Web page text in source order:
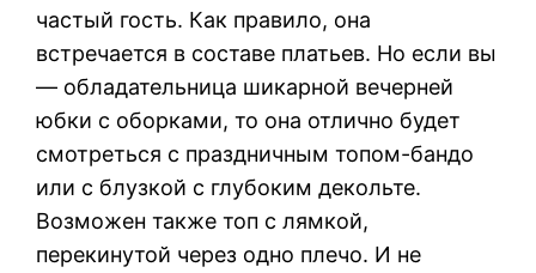
частый гость. Как правило, она
встречается в составе платьев. Но если вы
— обладательница шикарной вечерней
юбки с оборками, то она отлично будет
смотреться с праздничным топом-бандо
или с блузкой с глубоким декольте.
Возможен также топ с лямкой,
перекинутой через одно плечо. И не